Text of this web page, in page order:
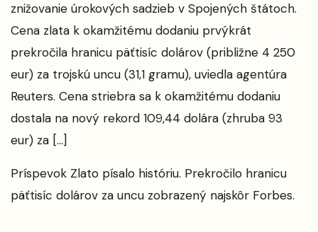
znižovanie úrokových sadzieb v Spojených štátoch.
Cena zlata k okamžitému dodaniu prvýkrát
prekročila hranicu päťtisíc dolárov (približne 4 250
eur) za trojskú uncu (31,1 gramu), uviedla agentúra
Reuters. Cena striebra sa k okamžitému dodaniu
dostala na nový rekord 109,44 dolára (zhruba 93
eur) za […]
Príspevok Zlato písalo históriu. Prekročilo hranicu
päťtisíc dolárov za uncu zobrazený najskôr Forbes.